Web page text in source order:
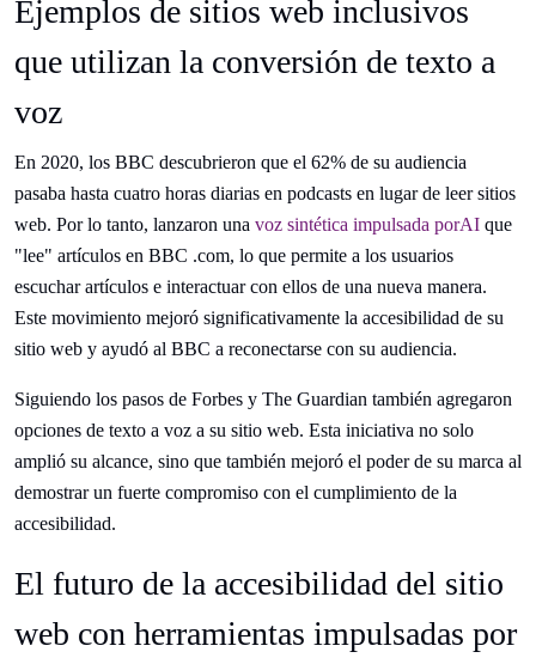
Ejemplos de sitios web inclusivos
que utilizan la conversión de texto a
voz
En 2020, los BBC descubrieron que el 62% de su audiencia
pasaba hasta cuatro horas diarias en podcasts en lugar de leer sitios
web. Por lo tanto, lanzaron una voz sintética impulsada porAI que
"lee" artículos en BBC .com, lo que permite a los usuarios
escuchar artículos e interactuar con ellos de una nueva manera.
Este movimiento mejoró significativamente la accesibilidad de su
sitio web y ayudó al BBC a reconectarse con su audiencia.
Siguiendo los pasos de Forbes y The Guardian también agregaron
opciones de texto a voz a su sitio web. Esta iniciativa no solo
amplió su alcance, sino que también mejoró el poder de su marca al
demostrar un fuerte compromiso con el cumplimiento de la
accesibilidad.
El futuro de la accesibilidad del sitio
web con herramientas impulsadas por